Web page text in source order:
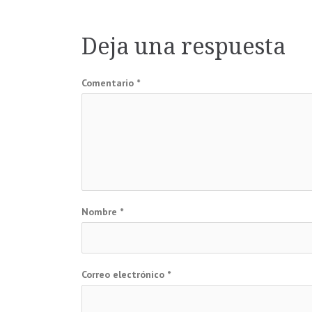
entradas
Deja una respuesta
Comentario *
Nombre *
Correo electrónico *